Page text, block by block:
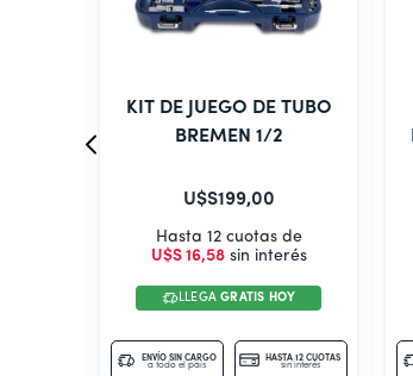
KIT DE JUEGO DE TUBO
BREMEN 1/2
U$S199,00
Hasta 12 cuotas de
U$S 16,58sin interés
LLEGAGRATIS HOY
ENVÍO SIN CARGO
a todo el país
HASTA 12 CUOTAS
sin interés